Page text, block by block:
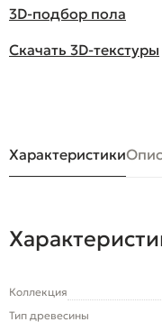
3D-подбор пола
Скачать 3D-текстуры
Характеристики
Коллекция
Тип древесины